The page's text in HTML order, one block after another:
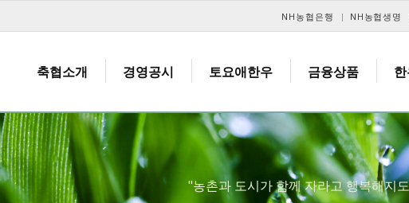
NH농협은행 NH농협생명
축협소개 경영공시 토요애한우 금융상품
"농촌과 도시가 함께 자라고 행복해지